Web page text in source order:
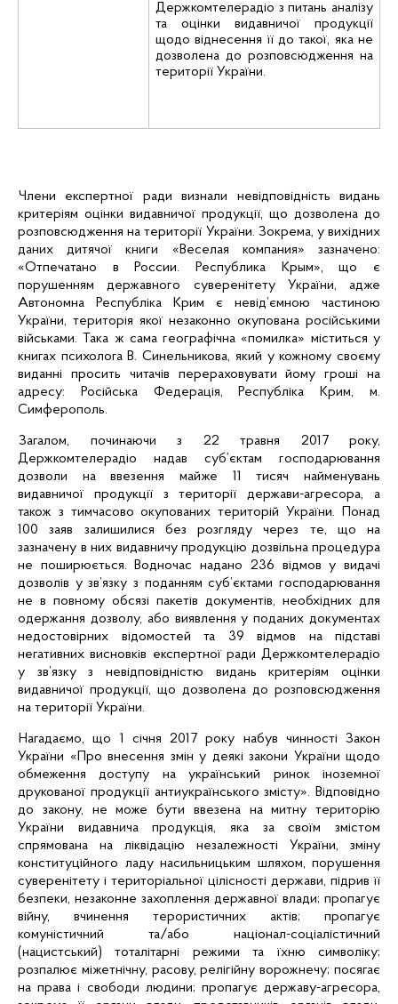
Держкомтелерадіо з питань аналізу
та оцінки видавничої продукції
щодо віднесення її до такої, яка не
дозволена до розповсюдження на
території України.
Члени експертної ради визнали невідповідність видань
критеріям оцінки видавничої продукції, що дозволена до
розповсюдження на території України. Зокрема, увихідних
даних
дитячої книги «Веселая компания»зазначено:
«Отпечатано в России. Республика Крым»,що є
порушенням
державного суверенітету України, адже
Автономна
Республіка Крим є невід’ємною
частиною
України, територія якої незаконно окупована російськими
військами. Така ж самагеографічна «помилка» міститься у
книгах психолога В. Синельникова, який укожномусвоєму
виданні просить читачів перераховувати йому гроші на
адресу:
Російська Федерація, Республіка Крим, м.
Симферополь.
Загалом, починаючи з 22 травня 2017 року,
Держкомтелерадіо надав суб’єктам господарювання
дозволи на ввезення майже 11 тисяч найменувань
видавничої продукції з території держави-агресора, а
також з тимчасово окупованих територій України. Понад
100 заяв залишилися без розгляду через те, що на
зазначену в них видавничу продукцію дозвільна процедура
не поширюється. Водночас надано 236 відмов у видачі
дозволів у зв’язку з поданням суб’єктами господарювання
не в повному обсязі пакетів документів, необхідних для
одержання дозволу, або виявлення у поданих документах
недостовірних відомостей та 39 відмов на підставі
негативних висновків експертної ради Держкомтелерадіо
у зв’язку з невідповідністю видань критеріям оцінки
видавничої продукції, що дозволена до розповсюдження
на території України.
Нагадаємо, що 1 січня 2017 року набув чинності Закон
України «Про внесення змін у деякі закони України щодо
обмеження доступу на український ринок іноземної
друкованої продукції антиукраїнського змісту». Відповідно
до закону, не може бути ввезена на митну територію
України видавнича продукція, яка за своїм змістом
спрямована на ліквідацію незалежності України, зміну
конституційного ладу насильницьким шляхом, порушення
суверенітету і територіальної цілісності держави, підрив її
безпеки, незаконне захоплення державної влади; пропагує
війну, вчинення терористичних актів; пропагує
комуністичний та/або націонал-соціалістичний
(нацистський) тоталітарні режими та їхню символіку;
розпалює міжетнічну, расову, релігійну ворожнечу; посягає
на права і свободи людини; пропагує державу-агресора,